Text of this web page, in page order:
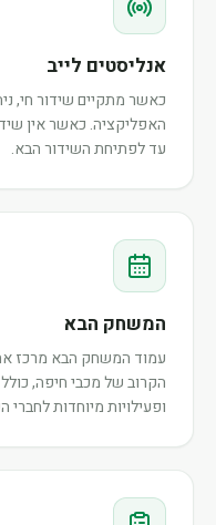
אנליסטים לייב
כאשר מתקיים שידור חי,
האפליקציה. כאשר אין
עד לפתיחת השידור הבא.
המשחק הבא
עמוד המשחק הבא מרכז
הקרוב של מכבי חיפה,
ופעילויות מיוחדות לחברי